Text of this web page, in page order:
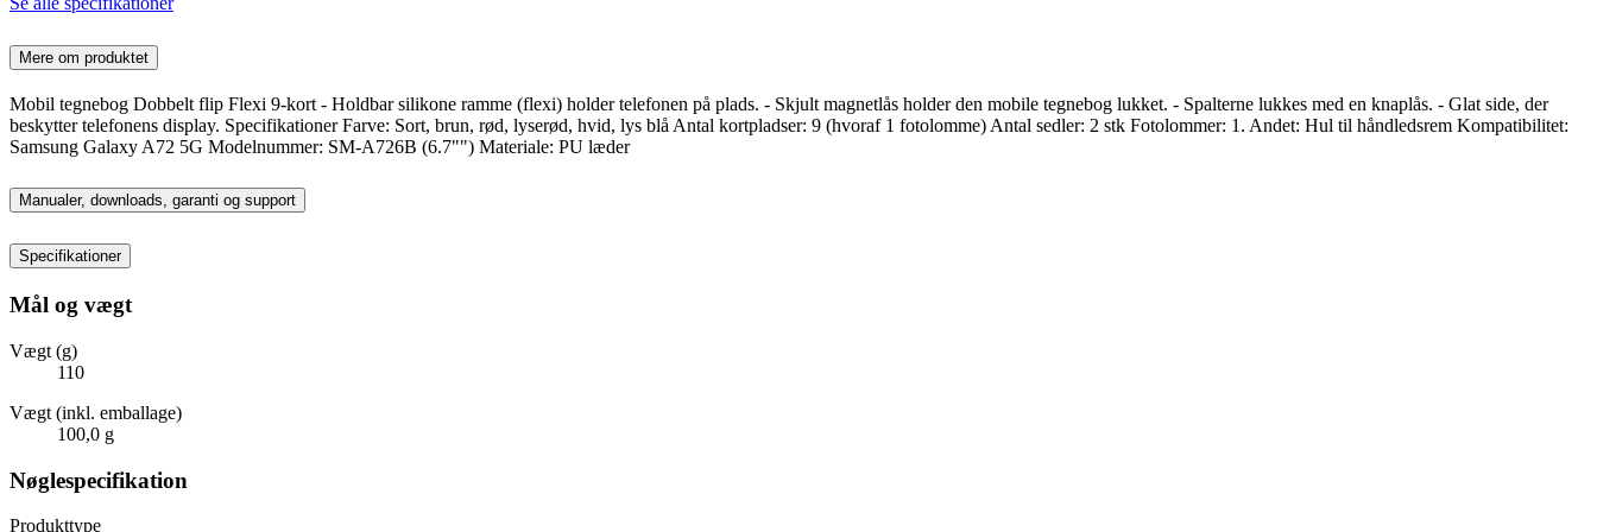
Mere om produktet
Mobil tegnebog Dobbelt flip Flexi 9-kort - Holdbar silikone ramme (flexi) holder telefonen på plads. - Skjult magnetlås holder den mobile tegnebog lukket. - Spalterne lukkes med en knaplås. - Glat side, der
beskytter telefonens display. Specifikationer Farve: Sort, brun, rød, lyserød, hvid, lys blå Antal kortpladser: 9 (hvoraf 1 fotolomme) Antal sedler: 2 stk Fotolommer: 1. Andet: Hul til håndledsrem Kompatibilitet:
Samsung Galaxy A72 5G Modelnummer: SM-A726B (6.7"") Materiale: PU læder
Manualer, downloads, garanti og support
Specifikationer
Mål og vægt
Vægt (g)
110
Vægt (inkl. emballage)
100,0 g
Nøglespecifikation
Produkttype